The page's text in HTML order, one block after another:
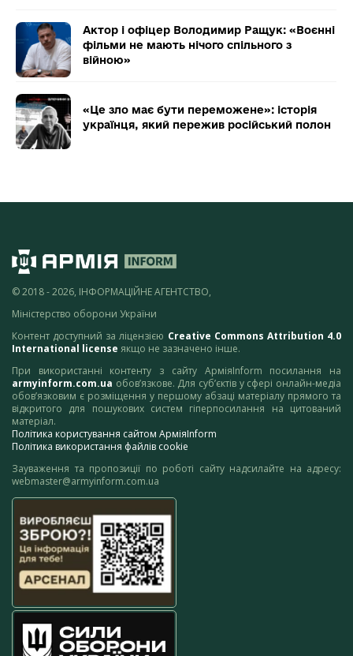
Актор і офіцер Володимир Ращук: «Воєнні
фільми не мають нічого спільного з
війною»
«Це зло має бути переможене»: історія
українця, який пережив російський полон
© 2018 - 2026, ІНФОРМАЦІЙНЕ АГЕНТСТВО,
Міністерство оборони України
Контент доступний за ліцензією Creative Commons Attribution 4.0
International license якщо не зазначено інше.
При використанні контенту з сайту АрміяInform посилання на
armyinform.com.ua обов’язкове. Для суб’єктів у сфері онлайн-медіа
обов’язковим є розміщення у першому абзаці матеріалу прямого та
відкритого для пошукових систем гіперпосилання на цитований
матеріал.
Політика користування сайтом АрміяInform
Політика використання файлів cookie
Зауваження та пропозиції по роботі сайту надсилайте на адресу:
webmaster@armyinform.com.ua